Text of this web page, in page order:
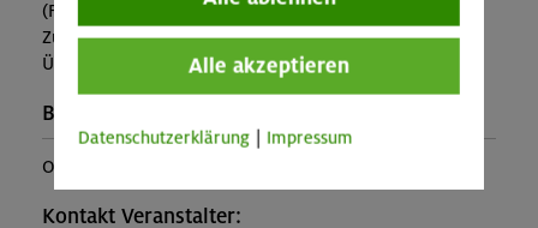
(Falls nicht in den Leistungen inbegriffen, fallen
Zusatzkosten für z.B. An- und Abreise, Verpflegung,
Übernachtung oder Skipass an.)
Buchungscode:
OL-25-1580
Kontakt Veranstalter:
Alle akzeptieren
Datenschutzerklärung Impressum